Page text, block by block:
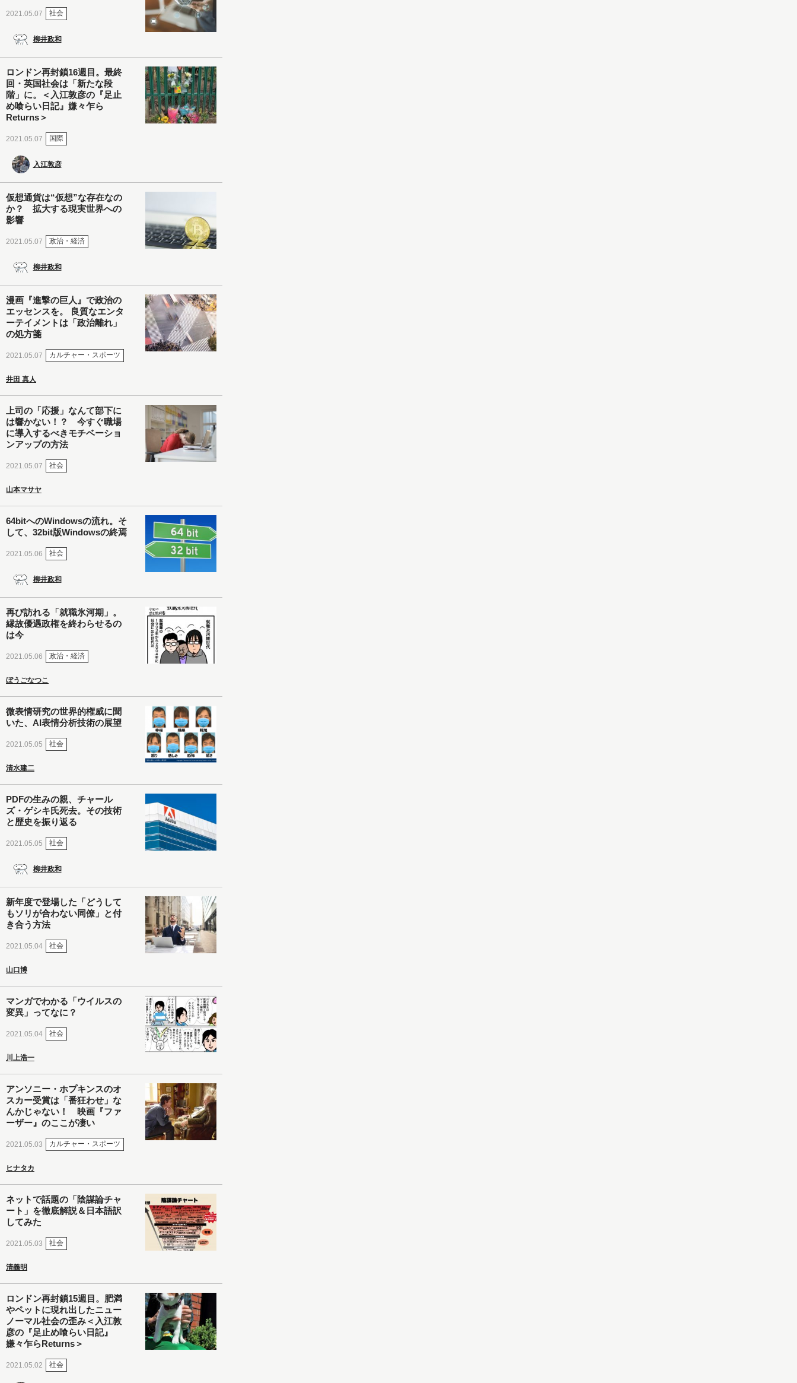
2021.05.07 社会
柳井政和
ロンドン再封鎖16週目。最終
回・英国社会は「新たな段
階」に。＜入江敦彦の『足止
め喰らい日記』嫌々乍ら
Returns＞
2021.05.07 国際
入江敦彦
仮想通貨は“仮想”な存在なの
か？ 拡大する現実世界への
影響
2021.05.07 政治・経済
柳井政和
漫画『進撃の巨人』で政治の
エッセンスを。 良質なエンタ
ーテイメントは「政治離れ」
の処方箋
2021.05.07 カルチャー・スポーツ
井田 真人
上司の「応援」なんて部下に
は響かない！？ 今すぐ職場
に導入するべきモチベーショ
ンアップの方法
2021.05.07 社会
山本マサヤ
64bitへのWindowsの流れ。そ
して、32bit版Windowsの終焉
2021.05.06 社会
柳井政和
再び訪れる「就職氷河期」。
縁故優遇政権を終わらせるの
は今
2021.05.06 政治・経済
ぼうごなつこ
微表情研究の世界的権威に聞
いた、AI表情分析技術の展望
2021.05.05 社会
清水建二
PDFの生みの親、チャール
ズ・ゲシキ氏死去。その技術
と歴史を振り返る
2021.05.05 社会
柳井政和
新年度で登場した「どうして
もソリが合わない同僚」と付
き合う方法
2021.05.04 社会
山口博
マンガでわかる「ウイルスの
変異」ってなに？
2021.05.04 社会
川上浩一
アンソニー・ホプキンスのオ
スカー受賞は「番狂わせ」な
んかじゃない！ 映画『ファ
ーザー』のここが凄い
2021.05.03 カルチャー・スポーツ
ヒナタカ
ネットで話題の「陰謀論チャ
ート」を徹底解説＆日本語訳
してみた
2021.05.03 社会
清義明
ロンドン再封鎖15週目。肥満
やペットに現れ出したニュー
ノーマル社会の歪み＜入江敦
彦の『足止め喰らい日記』
嫌々乍らReturns＞
2021.05.02 社会